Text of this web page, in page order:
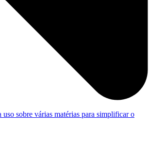
uso sobre várias matérias para simplificar o